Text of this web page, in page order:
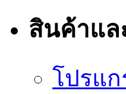
สินค้าแล
โปรแก